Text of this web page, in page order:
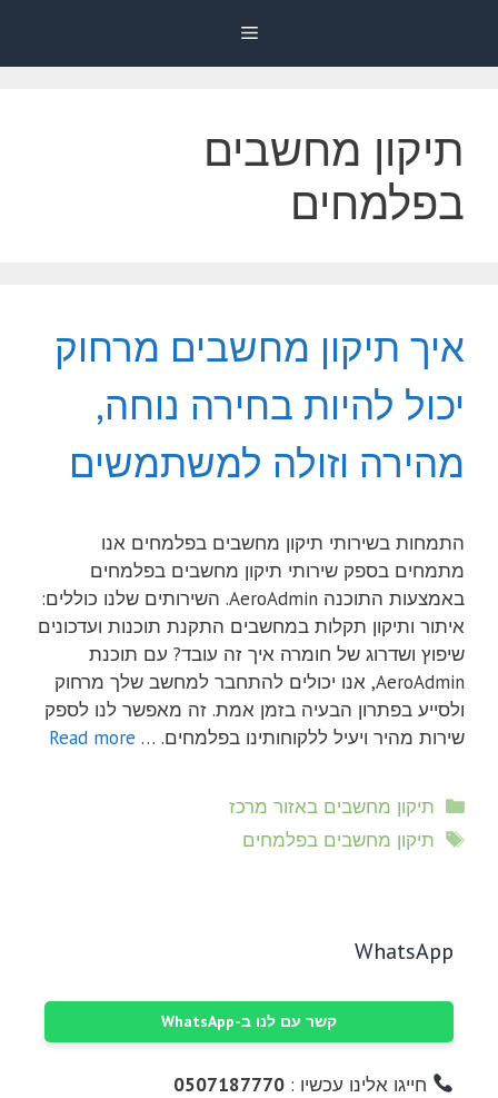
Menu
תיקון מחשבים
בפלמחים
איך תיקון מחשבים מרחוק
יכול להיות בחירה נוחה,
מהירה וזולה למשתמשים
התמחות בשירותי תיקון מחשבים בפלמחים אנו
מתמחים בספק שירותי תיקון מחשבים בפלמחים
באמצעות התוכנה AeroAdmin. השירותים שלנו כוללים:
איתור ותיקון תקלות במחשבים התקנת תוכנות ועדכונים
שיפוץ ושדרוג של חומרה איך זה עובד? עם תוכנת
AeroAdmin, אנו יכולים להתחבר למחשב שלך מרחוק
ולסייע בפתרון הבעיה בזמן אמת. זה מאפשר לנו לספק
שירות מהיר ויעיל ללקוחותינו בפלמחים. … Read more
קטגוריות
תיקון מחשבים באזור מרכז
תגיות
תיקון מחשבים בפלמחים
WhatsApp
קשר עם לנו ב-WhatsApp
חייגו אלינו עכשיו :0507187770